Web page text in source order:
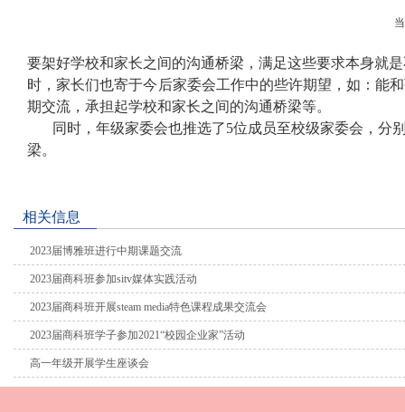
要架好学校和家长之间的沟通桥梁，满足这些要求本身就
时，家长们也寄于今后家委会工作中的些许期望，如：能
期交流，承担起学校和家长之间的沟通桥梁等。
同时，年级家委会也推选了5位成员至校级家委会，分
梁。
相关信息
2023届博雅班进行中期课题交流
2023届商科班参加sitv媒体实践活动
2023届商科班开展steam media特色课程成果交流会
2023届商科班学子参加2021“校园企业家”活动
高一年级开展学生座谈会